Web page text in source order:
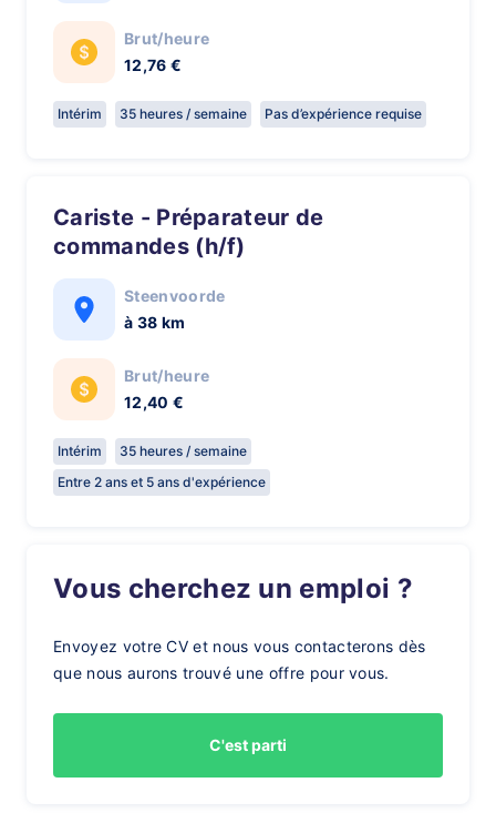
Brut/heure
12,76 €
Intérim 35 heures / semaine Pas d’expérience requise
Cariste - Préparateur de
commandes (h/f)
Steenvoorde
à 38 km
Brut/heure
12,40 €
Intérim
35 heures / semaine
Entre 2 ans et 5 ans d'expérience
Vous cherchez un emploi ?
Envoyez votre CV et nous vous contacterons dès
que nous aurons trouvé une offre pour vous.
C'est parti